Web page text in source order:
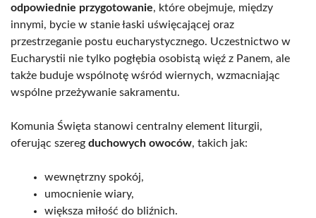
odpowiednie przygotowanie, które obejmuje, między
innymi, bycie w stanie łaski uświęcającej oraz
przestrzeganie postu eucharystycznego. Uczestnictwo w
Eucharystii nie tylko pogłębia osobistą więź z Panem, ale
także buduje wspólnotę wśród wiernych, wzmacniając
wspólne przeżywanie sakramentu.
Komunia Święta stanowi centralny element liturgii,
oferując szereg duchowych owoców, takich jak:
wewnętrzny spokój,
umocnienie wiary,
większa miłość do bliźnich.